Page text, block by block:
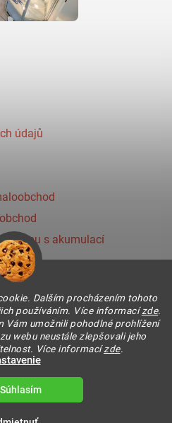
Dalším procházením tohoto
používáním. Více informacízde.
Vám umožnili pohodlné prohlížení
webu neustále zlepšovali jeho
Více informacízde.
Súhlasím
údajů
s akumulací
s.r.o. | IRT